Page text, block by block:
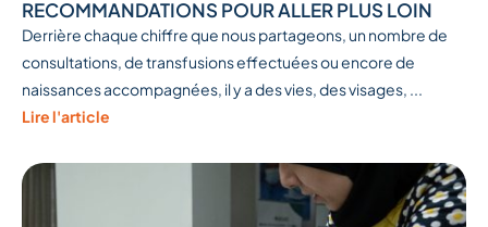
RECOMMANDATIONS POUR ALLER PLUS LOIN
Derrière chaque chiffre que nous partageons, un nombre de
consultations, de transfusions effectuées ou encore de
naissances accompagnées, il y a des vies, des visages, ...
Lire l'article